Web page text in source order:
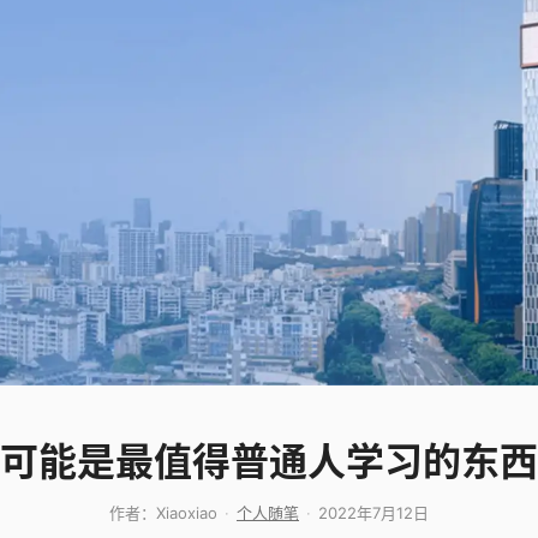
能是最值得普通人学习的东
作者： Xiaoxiao 个人随笔 2022年7月12日